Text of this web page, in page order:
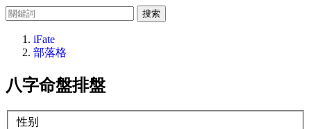
搜索
iFate
部落格
八字命盤排盤
性别